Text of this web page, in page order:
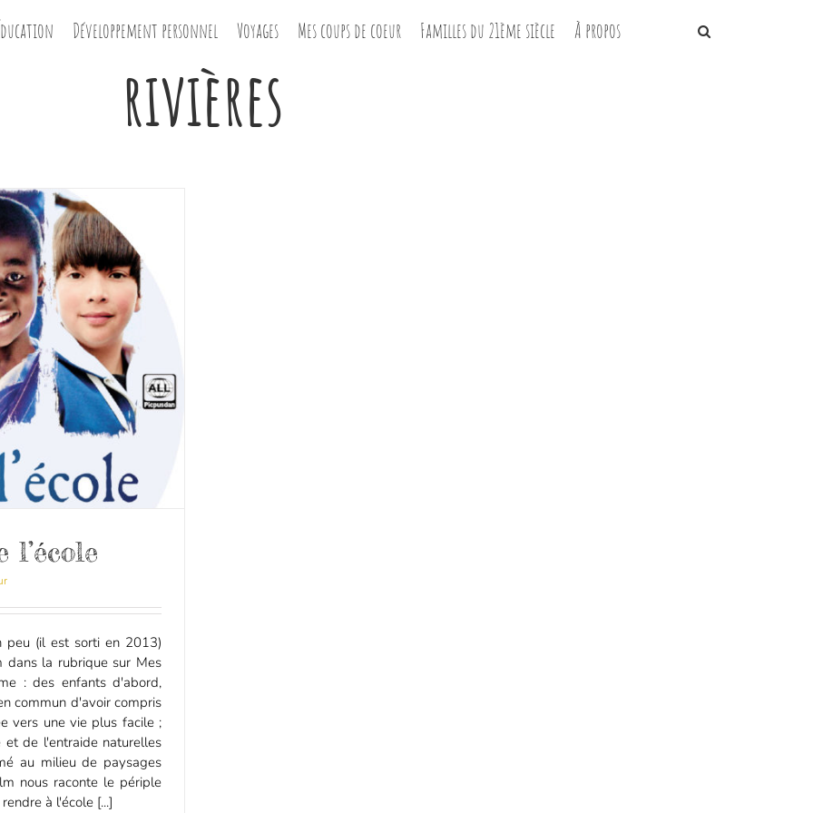
Développement personnel Voyages Mes coups de coeur Familles du 21ème siècle À propos
rivières
l’école
(il est sorti en 2013)
dans la rubrique sur Mes
: des enfants d'abord,
commun d'avoir compris
vers une vie plus facile ;
et de l'entraide naturelles
au milieu de paysages
nous raconte le périple
à l'école [...]